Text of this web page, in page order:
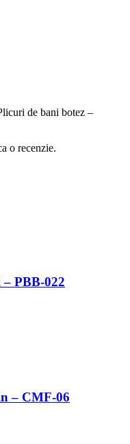
de bani botez –
o recenzie.
PBB-022
– CMF-06